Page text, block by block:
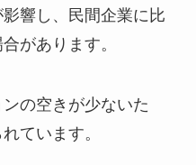
響し、民間企業に比
があります。
の空きが少ないた
ています。